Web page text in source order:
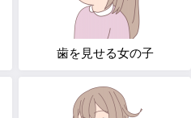
歯を見せる女の子